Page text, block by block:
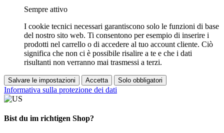
Sempre attivo
I cookie tecnici necessari garantiscono solo le funzioni di base
del nostro sito web. Ti consentono per esempio di inserire i
prodotti nel carrello o di accedere al tuo account cliente. Ciò
significa che non ci è possibile risalire a te e che i dati
risultanti non verranno mai trasmessi a terzi.
Salvare le impostazioni Accetta Solo obbligatori
Informativa sulla protezione dei dati
Bist du im richtigen Shop?